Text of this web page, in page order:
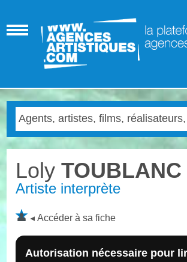
Loly TOUBLANC
Artiste interprète
Accéder à sa fiche
Autorisation nécessaire pour